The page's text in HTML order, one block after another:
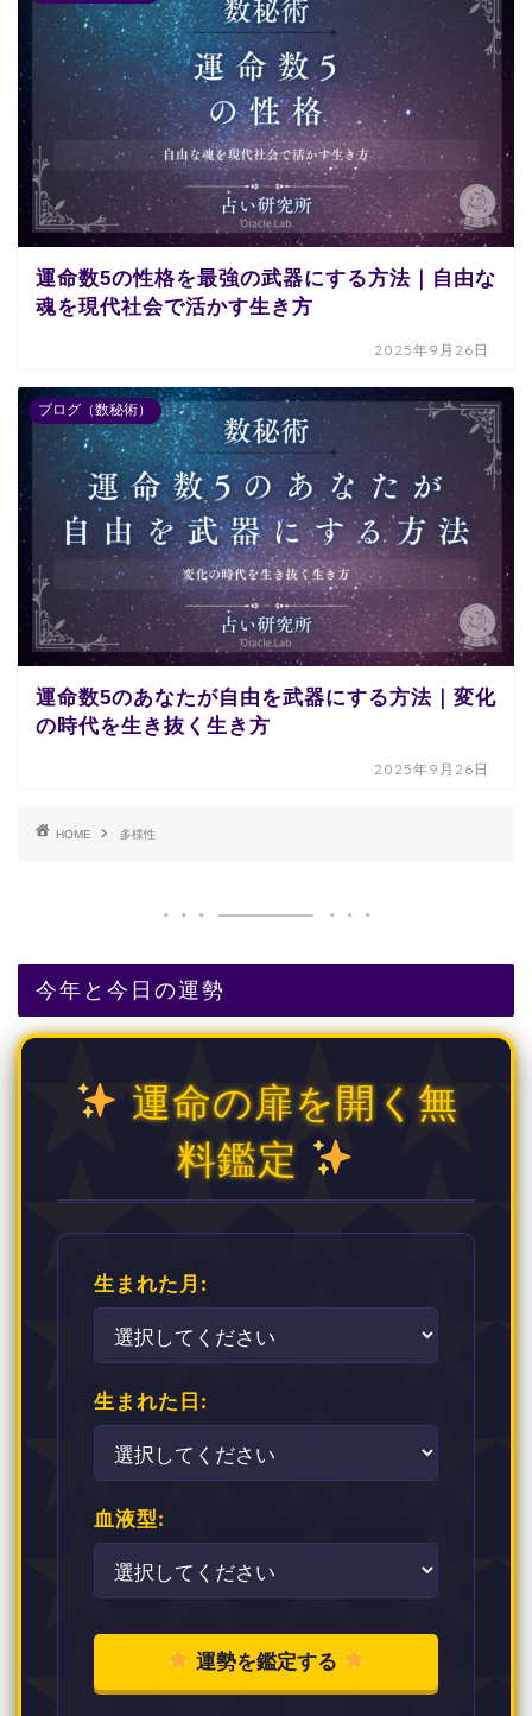
運命数5の性格を最強の武器にする方法｜自由な
魂を現代社会で活かす生き方
2025年9月26日
ブログ（数秘術）
運命数5のあなたが自由を武器にする方法｜変化
の時代を生き抜く生き方
2025年9月26日
HOME 多様性
今年と今日の運勢
運命の扉を開く無
料鑑定
生まれた月:
生まれた日:
血液型:
運勢を鑑定する